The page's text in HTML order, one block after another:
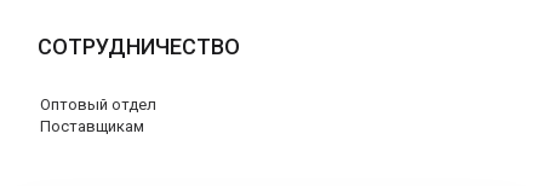
СОТРУДНИЧЕСТВО
Оптовый отдел
Поставщикам